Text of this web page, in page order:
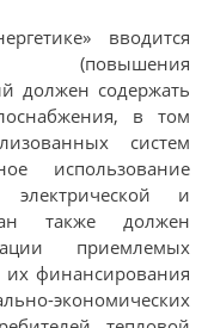
вводится
(повышения
должен содержать
в том
систем
использование
электрической и
также должен
приемлемых
финансирования
экономических